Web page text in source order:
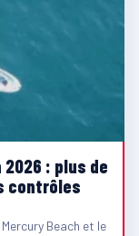
: plus de
contrôles
Beach et le